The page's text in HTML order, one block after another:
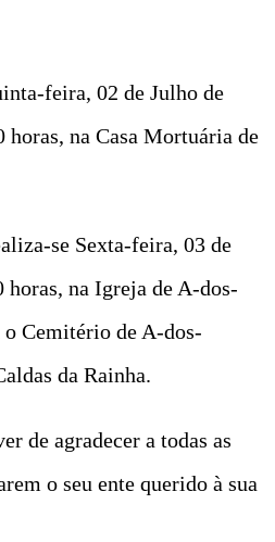
feira, 02 de Julho de
horas, na Casa Mortuária de
se Sexta-feira, 03 de
horas, na Igreja de A-dos-
o Cemitério de A-dos-
da Rainha.
de agradecer a todas as
o seu ente querido à sua